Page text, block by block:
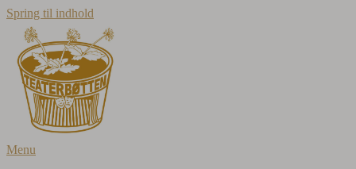
Spring til indhold
Menu